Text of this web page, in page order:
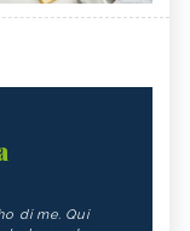
di me. Qui